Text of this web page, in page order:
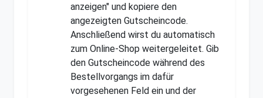
anzeigen" und kopiere den
angezeigten Gutscheincode.
Anschließend wirst du automatisch
zum Online-Shop weitergeleitet. Gib
den Gutscheincode während des
Bestellvorgangs im dafür
vorgesehenen Feld ein und der